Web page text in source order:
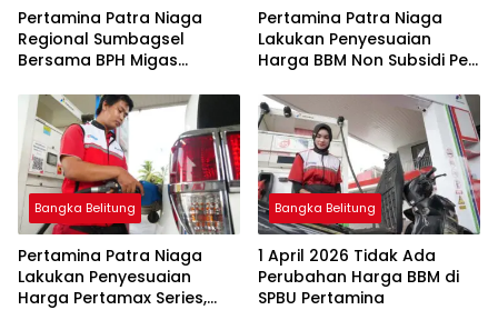
Pertamina Patra Niaga
Regional Sumbagsel
Bersama BPH Migas
Penyaluran BBM Subsidi
bagi Nelayan melalui
Aplikasi XSTAR
Pertamina Patra Niaga
Lakukan Penyesuaian
Harga BBM Non Subsidi Per
Bangka Belitung
Pertamina Patra Niaga
Lakukan Penyesuaian
Harga Pertamax Series,
Bangka Belitung
1 April 2026 Tidak Ada
Perubahan Harga BBM di
SPBU Pertamina